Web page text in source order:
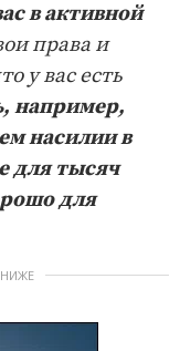
в активной
права и
у вас есть
например,
насилии в
для тысяч
для